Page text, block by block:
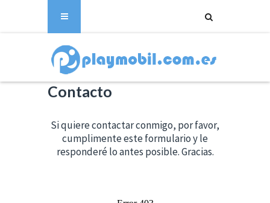
Contacto
Si quiere contactar conmigo, por favor,
cumplimente este formulario y le
responderé lo antes posible. Gracias.